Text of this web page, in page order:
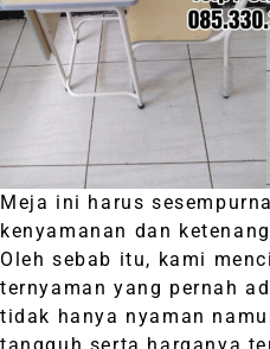
Meja ini harus
kenyamanan dan
Oleh sebab itu, kami
ternyaman yang pernah
tidak hanya nyaman